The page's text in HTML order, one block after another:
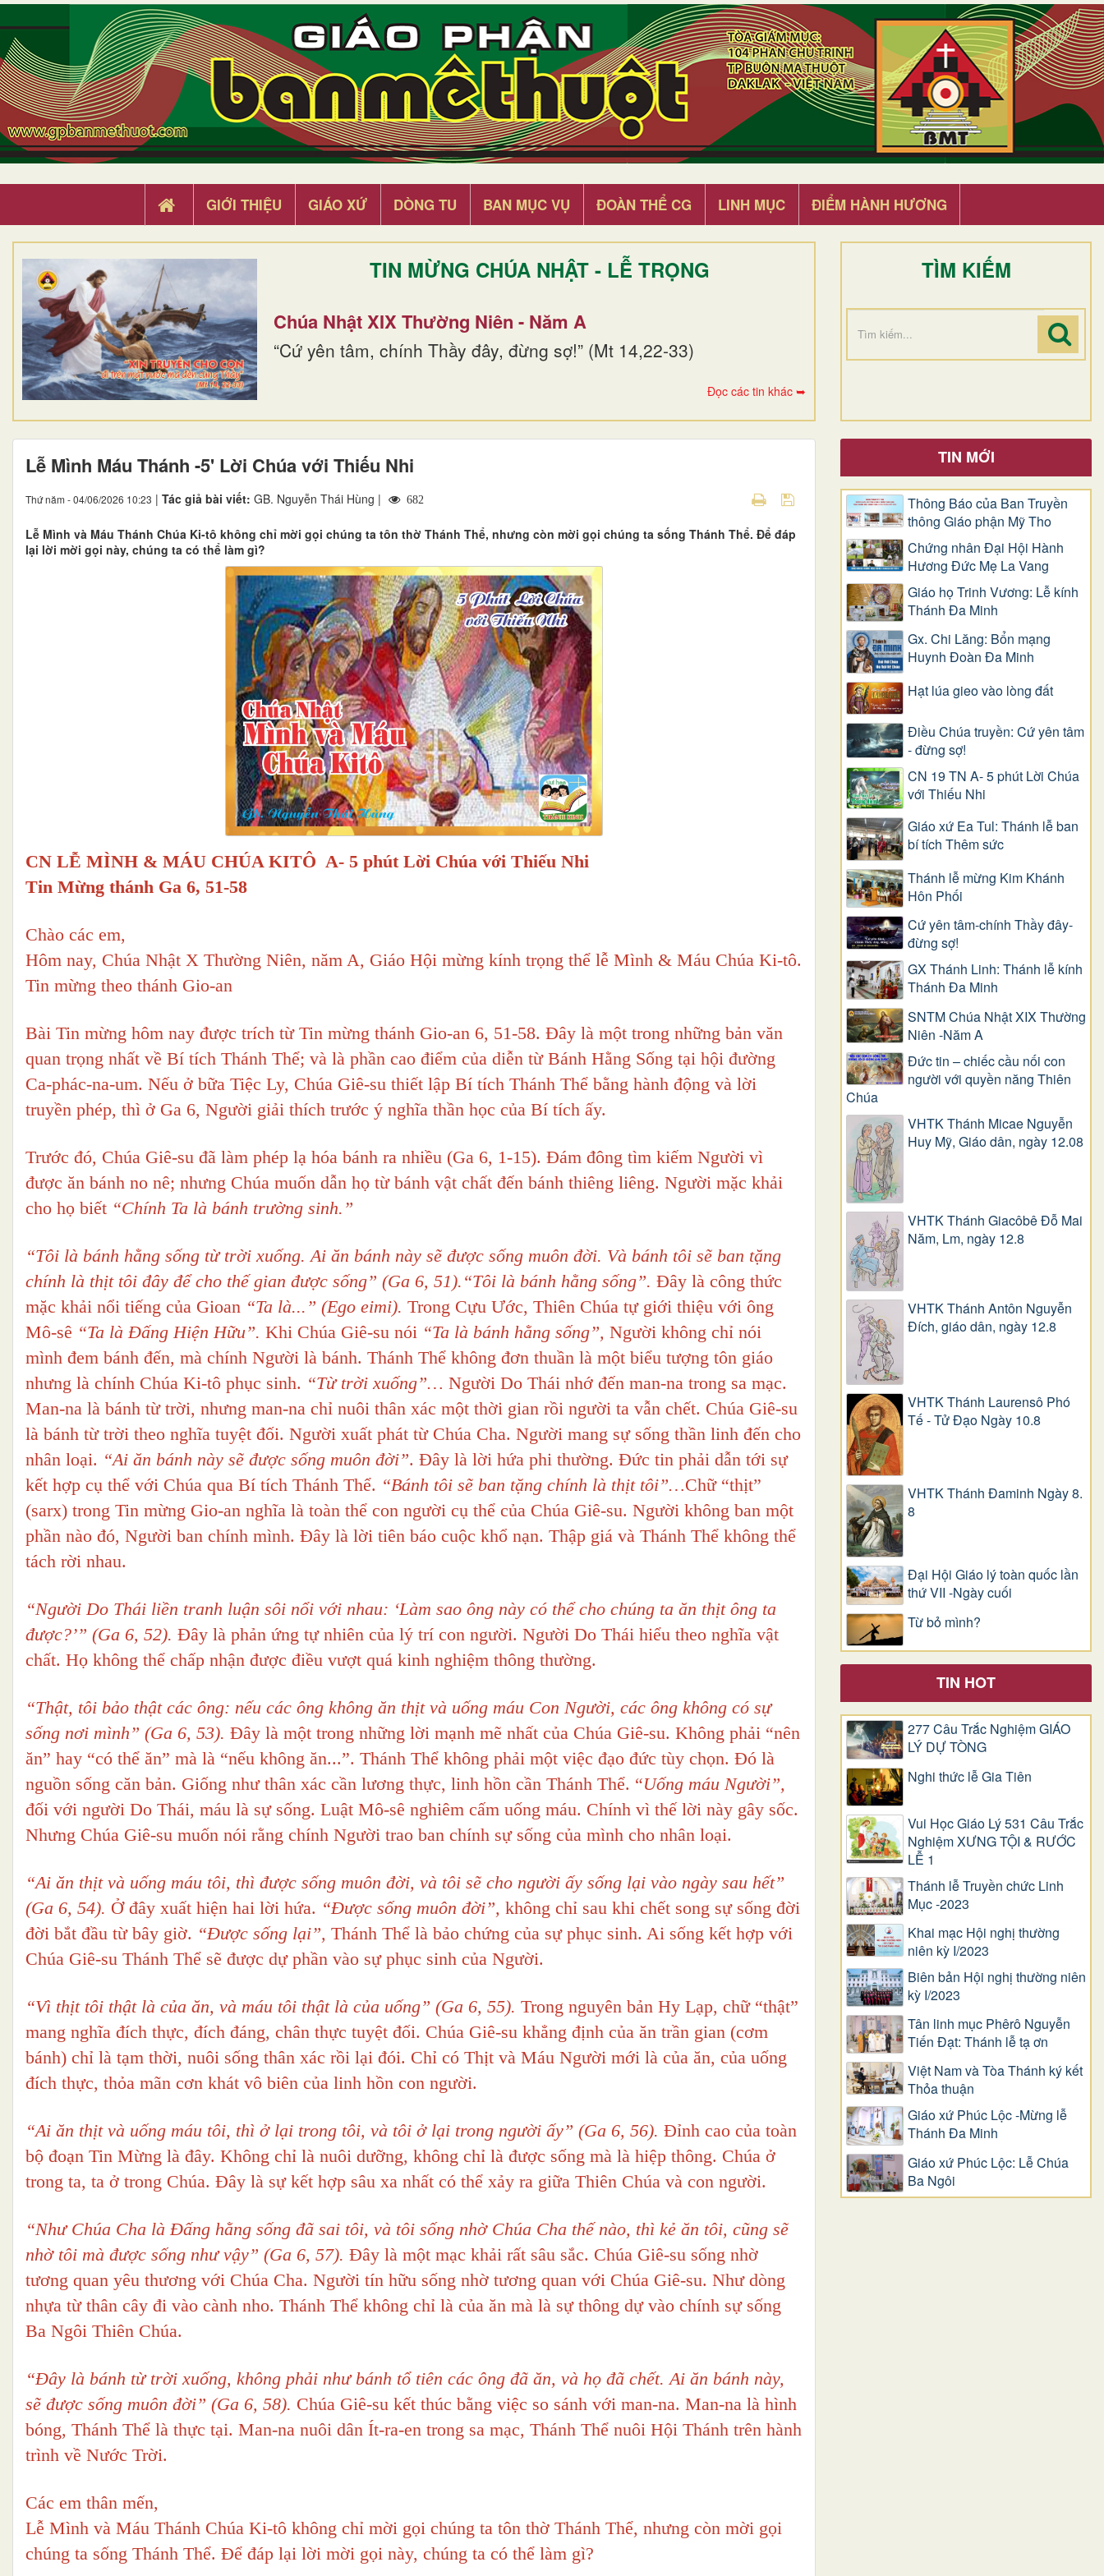
GIỚI THIỆU GIÁO XỨ DÒNG TU BAN MỤC VỤ ĐOÀN THỂ CG LINH MỤC ĐIỂM HÀNH HƯƠNG
TIN MỪNG CHÚA NHẬT - LỄ TRỌNG
Chúa Nhật XIX Thường Niên - Năm A
“Cứ yên tâm, chính Thầy đây, đừng sợ!” (Mt 14,22-33)
Đọc các tin khác ➥
TÌM KIẾM
Lễ Mình Máu Thánh -5' Lời Chúa với Thiếu Nhi
Thứ năm - 04/06/2026 10:23 | Tác giả bài viết: GB. Nguyễn Thái Hùng | 682
Lễ Mình và Máu Thánh Chúa Ki-tô không chỉ mời gọi chúng ta tôn thờ Thánh Thể, nhưng còn mời gọi chúng ta sống Thánh Thể. Để đáp
lại lời mời gọi này, chúng ta có thể làm gì?
CN LỄ MÌNH & MÁU CHÚA KITÔ A- 5 phút Lời Chúa với Thiếu Nhi
Tin Mừng thánh Ga 6, 51-58
Chào các em,
Hôm nay, Chúa Nhật X Thường Niên, năm A, Giáo Hội mừng kính trọng thể lễ Mình & Máu Chúa Ki-tô.
Tin mừng theo thánh Gio-an
Bài Tin mừng hôm nay được trích từ Tin mừng thánh Gio-an 6, 51-58. Đây là một trong những bản văn
quan trọng nhất về Bí tích Thánh Thể; và là phần cao điểm của diễn từ Bánh Hằng Sống tại hội đường
Ca-phác-na-um. Nếu ở bữa Tiệc Ly, Chúa Giê-su thiết lập Bí tích Thánh Thể bằng hành động và lời
truyền phép, thì ở Ga 6, Người giải thích trước ý nghĩa thần học của Bí tích ấy.
Trước đó, Chúa Giê-su đã làm phép lạ hóa bánh ra nhiều (Ga 6, 1-15). Đám đông tìm kiếm Người vì
được ăn bánh no nê; nhưng Chúa muốn dẫn họ từ bánh vật chất đến bánh thiêng liêng. Người mặc khải
cho họ biết “Chính Ta là bánh trường sinh.”
“Tôi là bánh hằng sống từ trời xuống. Ai ăn bánh này sẽ được sống muôn đời. Và bánh tôi sẽ ban tặng
chính là thịt tôi đây để cho thế gian được sống” (Ga 6, 51).“Tôi là bánh hằng sống”. Đây là công thức
mặc khải nổi tiếng của Gioan “Ta là...” (Ego eimi). Trong Cựu Ước, Thiên Chúa tự giới thiệu với ông
Mô-sê “Ta là Đấng Hiện Hữu”. Khi Chúa Giê-su nói “Ta là bánh hằng sống”, Người không chỉ nói
mình đem bánh đến, mà chính Người là bánh. Thánh Thể không đơn thuần là một biểu tượng tôn giáo
nhưng là chính Chúa Ki-tô phục sinh. “Từ trời xuống”… Người Do Thái nhớ đến man-na trong sa mạc.
Man-na là bánh từ trời, nhưng man-na chỉ nuôi thân xác một thời gian rồi người ta vẫn chết. Chúa Giê-su
là bánh từ trời theo nghĩa tuyệt đối. Người xuất phát từ Chúa Cha. Người mang sự sống thần linh đến cho
nhân loại. “Ai ăn bánh này sẽ được sống muôn đời”. Đây là lời hứa phi thường. Đức tin phải dẫn tới sự
kết hợp cụ thể với Chúa qua Bí tích Thánh Thể. “Bánh tôi sẽ ban tặng chính là thịt tôi”…Chữ “thịt”
(sarx) trong Tin mừng Gio-an nghĩa là toàn thể con người cụ thể của Chúa Giê-su. Người không ban một
phần nào đó, Người ban chính mình. Đây là lời tiên báo cuộc khổ nạn. Thập giá và Thánh Thể không thể
tách rời nhau.
“Người Do Thái liền tranh luận sôi nổi với nhau: ‘Làm sao ông này có thể cho chúng ta ăn thịt ông ta
được?’” (Ga 6, 52). Đây là phản ứng tự nhiên của lý trí con người. Người Do Thái hiểu theo nghĩa vật
chất. Họ không thể chấp nhận được điều vượt quá kinh nghiệm thông thường.
“Thật, tôi bảo thật các ông: nếu các ông không ăn thịt và uống máu Con Người, các ông không có sự
sống nơi mình” (Ga 6, 53). Đây là một trong những lời mạnh mẽ nhất của Chúa Giê-su. Không phải “nên
ăn” hay “có thể ăn” mà là “nếu không ăn...”. Thánh Thể không phải một việc đạo đức tùy chọn. Đó là
nguồn sống căn bản. Giống như thân xác cần lương thực, linh hồn cần Thánh Thể. “Uống máu Người”,
đối với người Do Thái, máu là sự sống. Luật Mô-sê nghiêm cấm uống máu. Chính vì thế lời này gây sốc.
Nhưng Chúa Giê-su muốn nói rằng chính Người trao ban chính sự sống của mình cho nhân loại.
“Ai ăn thịt và uống máu tôi, thì được sống muôn đời, và tôi sẽ cho người ấy sống lại vào ngày sau hết”
(Ga 6, 54). Ở đây xuất hiện hai lời hứa. “Được sống muôn đời”, không chỉ sau khi chết song sự sống đời
đời bắt đầu từ bây giờ. “Được sống lại”, Thánh Thể là bảo chứng của sự phục sinh. Ai sống kết hợp với
Chúa Giê-su Thánh Thể sẽ được dự phần vào sự phục sinh của Người.
“Vì thịt tôi thật là của ăn, và máu tôi thật là của uống” (Ga 6, 55). Trong nguyên bản Hy Lạp, chữ “thật”
mang nghĩa đích thực, đích đáng, chân thực tuyệt đối. Chúa Giê-su khẳng định của ăn trần gian (cơm
bánh) chỉ là tạm thời, nuôi sống thân xác rồi lại đói. Chỉ có Thịt và Máu Người mới là của ăn, của uống
đích thực, thỏa mãn cơn khát vô biên của linh hồn con người.
“Ai ăn thịt và uống máu tôi, thì ở lại trong tôi, và tôi ở lại trong người ấy” (Ga 6, 56). Đỉnh cao của toàn
bộ đoạn Tin Mừng là đây. Không chỉ là nuôi dưỡng, không chỉ là được sống mà là hiệp thông. Chúa ở
trong ta, ta ở trong Chúa. Đây là sự kết hợp sâu xa nhất có thể xảy ra giữa Thiên Chúa và con người.
“Như Chúa Cha là Đấng hằng sống đã sai tôi, và tôi sống nhờ Chúa Cha thế nào, thì kẻ ăn tôi, cũng sẽ
nhờ tôi mà được sống như vậy” (Ga 6, 57). Đây là một mạc khải rất sâu sắc. Chúa Giê-su sống nhờ
tương quan yêu thương với Chúa Cha. Người tín hữu sống nhờ tương quan với Chúa Giê-su. Như dòng
nhựa từ thân cây đi vào cành nho. Thánh Thể không chỉ là của ăn mà là sự thông dự vào chính sự sống
Ba Ngôi Thiên Chúa.
“Đây là bánh từ trời xuống, không phải như bánh tổ tiên các ông đã ăn, và họ đã chết. Ai ăn bánh này,
sẽ được sống muôn đời” (Ga 6, 58). Chúa Giê-su kết thúc bằng việc so sánh với man-na. Man-na là hình
bóng, Thánh Thể là thực tại. Man-na nuôi dân Ít-ra-en trong sa mạc, Thánh Thể nuôi Hội Thánh trên hành
trình về Nước Trời.
Các em thân mến,
Lễ Mình và Máu Thánh Chúa Ki-tô không chỉ mời gọi chúng ta tôn thờ Thánh Thể, nhưng còn mời gọi
chúng ta sống Thánh Thể. Để đáp lại lời mời gọi này, chúng ta có thể làm gì?
TIN MỚI
Thông Báo của Ban Truyền
thông Giáo phận Mỹ Tho
Chứng nhân Đại Hội Hành
Hương Đức Mẹ La Vang
Giáo họ Trinh Vương: Lễ kính
Thánh Đa Minh
Gx. Chi Lăng: Bổn mạng
Huynh Đoàn Đa Minh
Hạt lúa gieo vào lòng đất
Điều Chúa truyền: Cứ yên tâm
- đừng sợ!
CN 19 TN A- 5 phút Lời Chúa
với Thiếu Nhi
Giáo xứ Ea Tul: Thánh lễ ban
bí tích Thêm sức
Thánh lễ mừng Kim Khánh
Hôn Phối
Cứ yên tâm-chính Thầy đây-
đừng sợ!
GX Thánh Linh: Thánh lễ kính
Thánh Đa Minh
SNTM Chúa Nhật XIX Thường
Niên -Năm A
Đức tin – chiếc cầu nối con
người với quyền năng Thiên
Chúa
VHTK Thánh Micae Nguyễn
Huy Mỹ, Giáo dân, ngày 12.08
VHTK Thánh Giacôbê Ðỗ Mai
Năm, Lm, ngày 12.8
VHTK Thánh Antôn Nguyễn
Ðích, giáo dân, ngày 12.8
VHTK Thánh Laurensô Phó
Tế - Tử Đạo Ngày 10.8
VHTK Thánh Đaminh Ngày 8.
8
Đại Hội Giáo lý toàn quốc lần
thứ VII -Ngày cuối
Từ bỏ mình?
TIN HOT
277 Câu Trắc Nghiệm GIÁO
LÝ DỰ TÒNG
Nghi thức lễ Gia Tiên
Vui Học Giáo Lý 531 Câu Trắc
Nghiệm XƯNG TỘI & RƯỚC
LỄ 1
Thánh lễ Truyền chức Linh
Mục -2023
Khai mạc Hội nghị thường
niên kỳ I/2023
Biên bản Hội nghị thường niên
kỳ I/2023
Tân linh mục Phêrô Nguyễn
Tiến Đạt: Thánh lễ tạ ơn
Việt Nam và Tòa Thánh ký kết
Thỏa thuận
Giáo xứ Phúc Lộc -Mừng lễ
Thánh Đa Minh
Giáo xứ Phúc Lộc: Lễ Chúa
Ba Ngôi